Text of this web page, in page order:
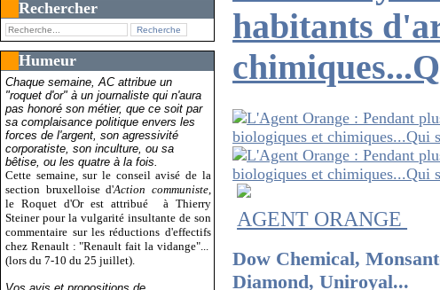
Rechercher
Humeur
Chaque semaine, AC attribue un
"roquet d'or" à un journaliste qui n'aura
pas honoré son métier, que ce soit par
sa complaisance politique envers les
forces de l'argent, son agressivité
corporatiste, son inculture, ou sa
bêtise, ou les quatre à la fois.
Cette semaine, sur le conseil avisé de la
section bruxelloise d'Action communiste,
le Roquet d'Or est attribué
à Thierry
Steiner pour la vulgarité insultante de son
commentaire sur les réductions d'effectifs
chez Renault : "Renault fait la vidange"...
(lors du 7-10 du 25 juillet).
habitants
AGENT ORANGE
Dow Chemical,
Diamond, Uniroyal...